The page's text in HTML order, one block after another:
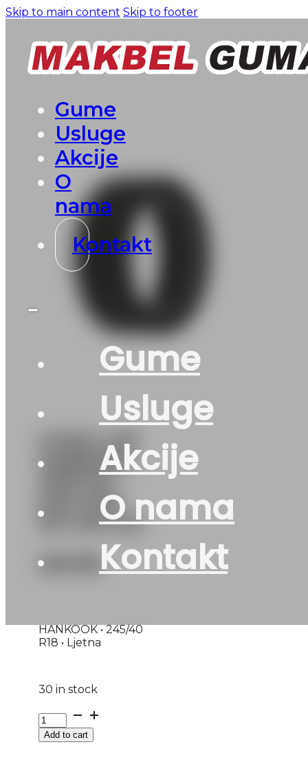
Skip to main content Skip to footer
Gume
Usluge
Akcije
O
nama
Kontakt
Gume
Usluge
Akcije
O nama
Kontakt
GUMA LJ/P
HANKOOK
EVO K137
97Y DOT:25
245
HANKOOK • 245/40
R18 • Ljetna
30 in stock
GUMA
LJ/P
HANKOOK
Add to cart